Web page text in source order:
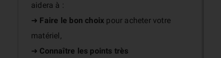
aidera à :
➜ Faire le bon choix pour acheter votre
matériel,
➜ Connaître les points très